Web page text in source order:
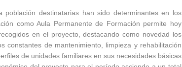
destinatarias han sido determinantes en los
como Aula Permanente de Formación permite hoy
en el proyecto, destacando como novedad los
de mantenimiento, limpieza y rehabilitación
de unidades familiares en sus necesidades básicas